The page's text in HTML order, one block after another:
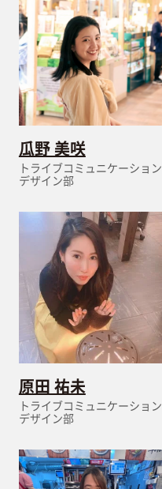
瓜野 美咲
トライブコミュニケーション
デザイン部
原田 祐未
トライブコミュニケーション
デザイン部